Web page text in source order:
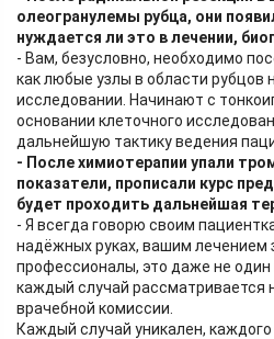
олеогранулемы рубца, они
нуждается ли это в лечении,
- Вам, безусловно, необходимо
как любые узлы в области рубцов
исследовании. Начинают с
основании клеточного
дальнейшую тактику ведения
- После химиотерапии упали
показатели, прописали курс
будет проходить дальнейшая
- Я всегда говорю своим
надёжных руках, вашим лечением
профессионалы, это даже не один
каждый случай рассматривается
врачебной комиссии.
Каждый случай уникален,